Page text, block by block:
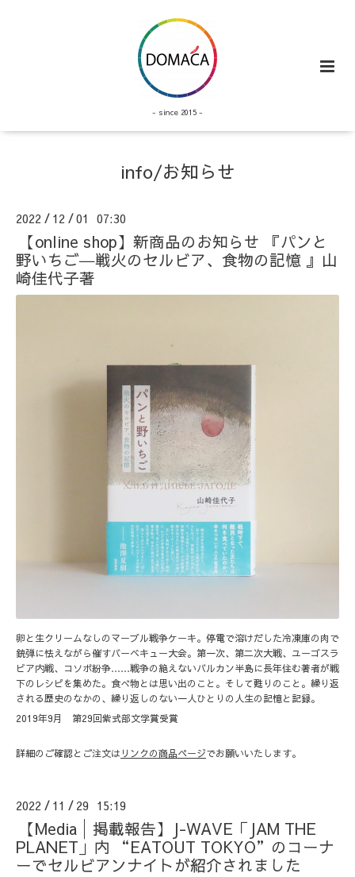
- since 2015 -
info/お知らせ
2022 / 12 /01 07:30
【online shop】新商品のお知らせ 『パンと
野いちご―戦火のセルビア、食物の記憶 』山
崎佳代子著
卵と生クリームなしのマーブル戦争ケーキ。停電で溶けだした冷凍庫の肉で
銃弾に怯えながら催すバーベキュー大会。第一次、第二次大戦、ユーゴスラ
ビア内戦、コソボ紛争……戦争の絶えないバルカン半島に長年住む著者が戦
下のレシピを集めた。食べ物とは思い出のこと。そして甦りのこと。繰り返
される歴史のなかの、繰り返しのない一人ひとりの人生の記憶と記録。
2019年9月 第29回紫式部文学賞受賞
詳細のご確認とご注文は リンクの商品ページでお願いいたします。
2022 / 11 / 29 15:19
【Media│掲載報告】J-WAVE「JAM THE
PLANET」内 “EATOUT TOKYO”のコーナ
ーでセルビアンナイトが紹介されました